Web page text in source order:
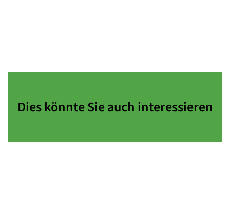
Dies könnte Sie auch interessieren